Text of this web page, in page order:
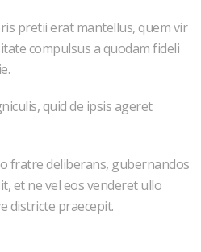
pretii erat mantellus, quem vir
compulsus a quodam fideli
quid de ipsis ageret
fratre deliberans, gubernandos
et ne vel eos venderet ullo
districte praecepit.